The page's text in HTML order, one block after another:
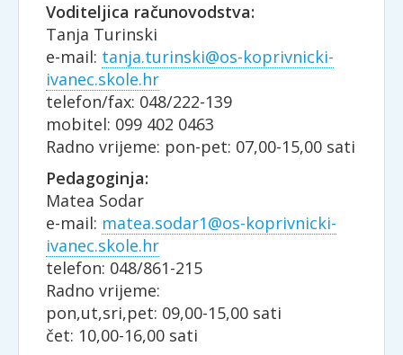
Voditeljica računovodstva:
Tanja Turinski
e-mail: tanja.turinski@os-koprivnicki-
ivanec.skole.hr
telefon/fax: 048/222-139
mobitel: 099 402 0463
Radno vrijeme: pon-pet: 07,00-15,00 sati
Pedagoginja:
Matea Sodar
e-mail: matea.sodar1@os-koprivnicki-
ivanec.skole.hr
telefon: 048/861-215
Radno vrijeme:
pon,ut,sri,pet: 09,00-15,00 sati
čet: 10,00-16,00 sati